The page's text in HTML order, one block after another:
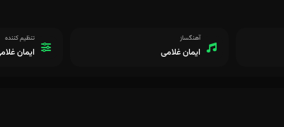
آهنگساز
ایمان غلامی
تنظیم کننده
ایمان